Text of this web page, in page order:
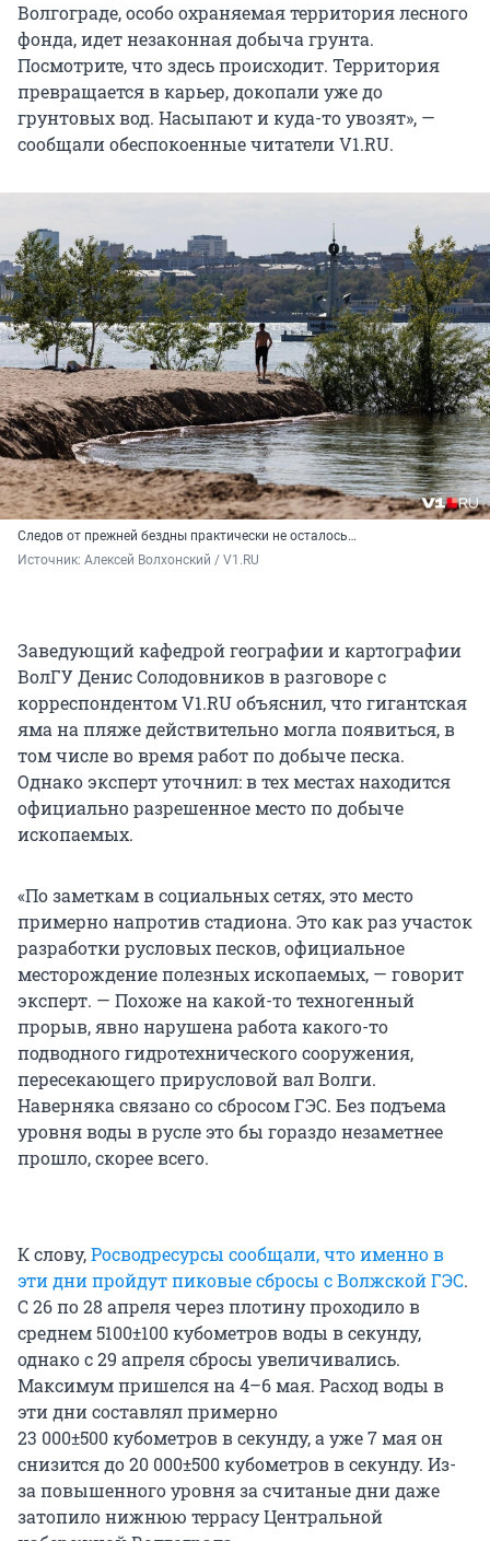
Волгограде, особо охраняемая территория лесного
фонда, идет незаконная добыча грунта.
Посмотрите, что здесь происходит. Территория
превращается в карьер, докопали уже до
грунтовых вод. Насыпают и куда-то увозят», —
сообщали обеспокоенные читатели V1.RU.
Следов от прежней бездны практически не осталось…
Источник: Алексей Волхонский / V1.RU
Заведующий кафедрой географии и картографии
ВолГУ Денис Солодовников в разговоре с
корреспондентом V1.RU объяснил, что гигантская
яма на пляже действительно могла появиться, в
том числе во время работ по добыче песка.
Однако эксперт уточнил: в тех местах находится
официально разрешенное место по добыче
ископаемых.
«По заметкам в социальных сетях, это место
примерно напротив стадиона. Это как раз участок
разработки русловых песков, официальное
месторождение полезных ископаемых, — говорит
эксперт. — Похоже на какой-то техногенный
прорыв, явно нарушена работа какого-то
подводного гидротехнического сооружения,
пересекающего прирусловой вал Волги.
Наверняка связано со сбросом ГЭС. Без подъема
уровня воды в русле это бы гораздо незаметнее
прошло, скорее всего.
К слову,Росводресурсы сообщали, что именно в
эти дни пройдут пиковые сбросы с Волжской ГЭС.
С 26 по 28 апреля через плотину проходило в
среднем5100±100кубометров воды в секунду,
однако с 29 апреля сбросы увеличивались.
Максимум пришелся на 4–6 мая. Расход воды в
эти дни составлял примерно
23 000±500кубометров в секунду, а уже 7 мая он
снизится до20 000±500кубометров в секунду. Из-
за повышенного уровня за считаные дни даже
затопило нижнюю террасу Центральной